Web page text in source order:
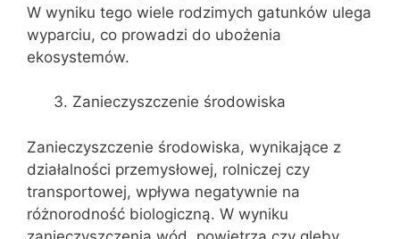
W wyniku tego wiele rodzimych gatunków ulega
wyparciu, co prowadzi do ubożenia
ekosystemów.
Zanieczyszczenie środowiska
Zanieczyszczenie środowiska, wynikające z
działalności przemysłowej, rolniczej czy
transportowej, wpływa negatywnie na
różnorodność biologiczną. W wyniku